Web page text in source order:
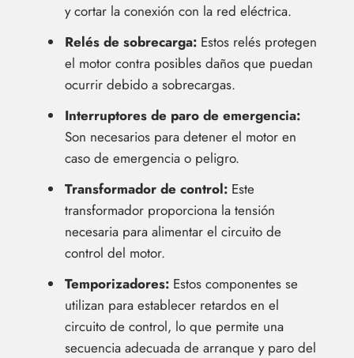
y cortar la conexión con la red eléctrica.
Relés de sobrecarga: Estos relés protegen
el motor contra posibles daños que puedan
ocurrir debido a sobrecargas.
Interruptores de paro de emergencia:
Son necesarios para detener el motor en
caso de emergencia o peligro.
Transformador de control: Este
transformador proporciona la tensión
necesaria para alimentar el circuito de
control del motor.
Temporizadores: Estos componentes se
utilizan para establecer retardos en el
circuito de control, lo que permite una
secuencia adecuada de arranque y paro del